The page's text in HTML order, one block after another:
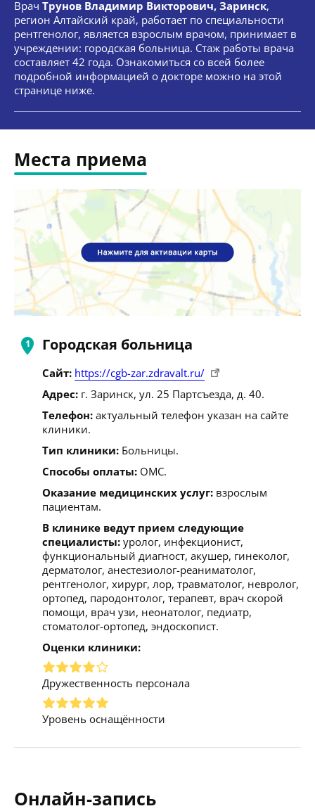
Врач Трунов Владимир Викторович, Заринск,
регион Алтайский край, работает по специальности
рентгенолог, является взрослым врачом, принимает в
учреждении: городская больница. Стаж работы врача
составляет 42 года. Ознакомиться со всей более
подробной информацией о докторе можно на этой
странице ниже.
Места приема
Городская больница
Сайт: https://cgb-zar.zdravalt.ru/
Адрес: г. Заринск, ул. 25 Партсъезда, д. 40.
Телефон: актуальный телефон указан на сайте
клиники.
Тип клиники: Больницы.
Способы оплаты: ОМС.
Оказание медицинских услуг: взрослым
пациентам.
В клинике ведут прием следующие
специалисты: уролог, инфекционист,
функциональный диагност, акушер, гинеколог,
дерматолог, анестезиолог-реаниматолог,
рентгенолог, хирург, лор, травматолог, невролог,
ортопед, пародонтолог, терапевт, врач скорой
помощи, врач узи, неонатолог, педиатр,
стоматолог-ортопед, эндоскопист.
Оценки клиники:
Дружественность персонала
Уровень оснащённости
Онлайн-запись